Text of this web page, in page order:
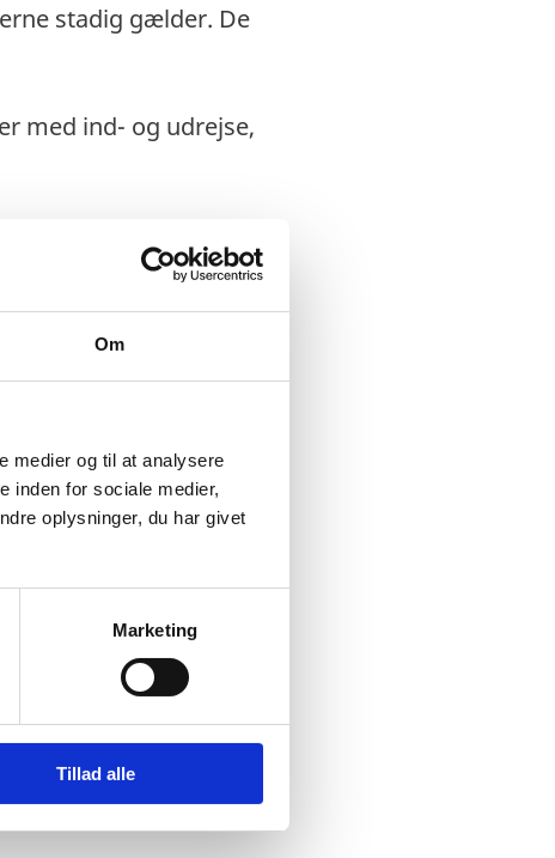
Om
medier og til at analysere
inden for sociale medier,
oplysninger, du har givet
Marketing
Tillad alle
stadig gælder. De
med ind- og udrejse,
nødpas eller et
indrejse.
regler for ind- og